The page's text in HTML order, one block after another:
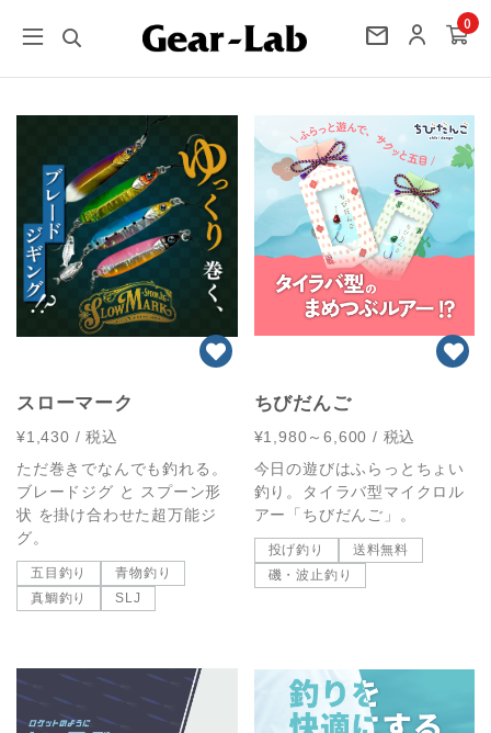
mail 0
スローマーク
¥1,430 / 税込
ただ巻きでなんでも釣れる。
ブレードジグ と スプーン形
状 を掛け合わせた超万能ジ
グ。
五目釣り
青物釣り
真鯛釣り
SLJ
ちびだんご
¥1,980～6,600 / 税込
今日の遊びはふらっとちょい
釣り。タイラバ型マイクロル
アー「ちびだんご」。
投げ釣り
送料無料
磯・波止釣り